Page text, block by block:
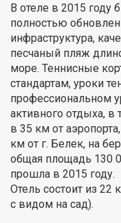
В отеле в 2015 году
полностью
инфраструктура,
песчаный пляж
море. Теннисные
стандартам, уроки
профессиональном
активного отдыха, в
в 35 км от
км от г. Белек, на
общая площадь 130
прошла в 2015 году.
Отель состоит из 22
с видом на сад).